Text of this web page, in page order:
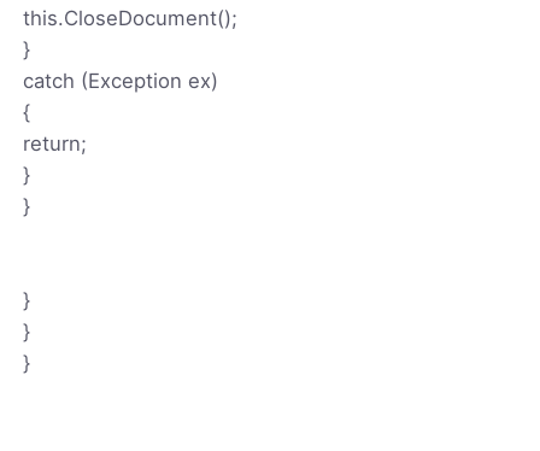
this.CloseDocument();
}
catch (Exception ex)
{
return;
}
}
}
}
}